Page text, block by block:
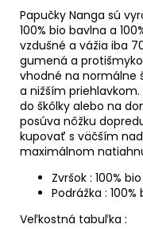
Papučky Nanga sú
100% bio bavlna a
vzdušné a vážia iba
gumená a
vhodné na normálne
a nižším
do škôlky alebo na
posúva nôžku
kupovať s väčším
maximálnom
Zvršok : 100%
Podrážka :
Veľkostná tabuľka :